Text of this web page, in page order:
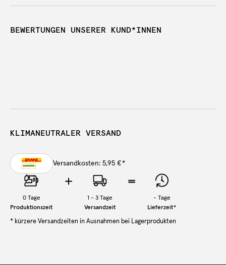
BEWERTUNGEN UNSERER KUND*INNEN
KLIMANEUTRALER VERSAND
Versandkosten: 5,95 €*
0Tage
Produktionszeit
1 - 3 Tage
Versandzeit
- Tage
Lieferzeit*
* kürzere Versandzeiten in Ausnahmen bei Lagerprodukten